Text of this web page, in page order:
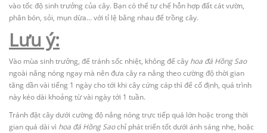
vào tốc độ sinh trưởng của cây. Bạn có thể tự chế hỗn hợp đất cát vườn,
phân bón, sỏi, mụn dừa… với tỉ lệ bằng nhau để trồng cây.
Lưu ý:
Vào mùa sinh trưởng, để tránh sốc nhiệt, không để cây hoa đá Hồng Sao
ngoài nắng nóng ngay mà nên đưa cây ra nắng theo cường độ thời gian
tăng dần vài tiếng 1 ngày cho tới khi cây cứng cáp thì để cố định, quá trình
này kéo dài khoảng từ vài ngày tới 1 tuần.
Tránh đặt cây dưới cường độ nắng nóng trực tiếp quá lớn hoặc trong thời
gian quá dài vì hoa đá Hồng Saochỉ phát triển tốt dưới ánh sáng nhẹ, hoặc